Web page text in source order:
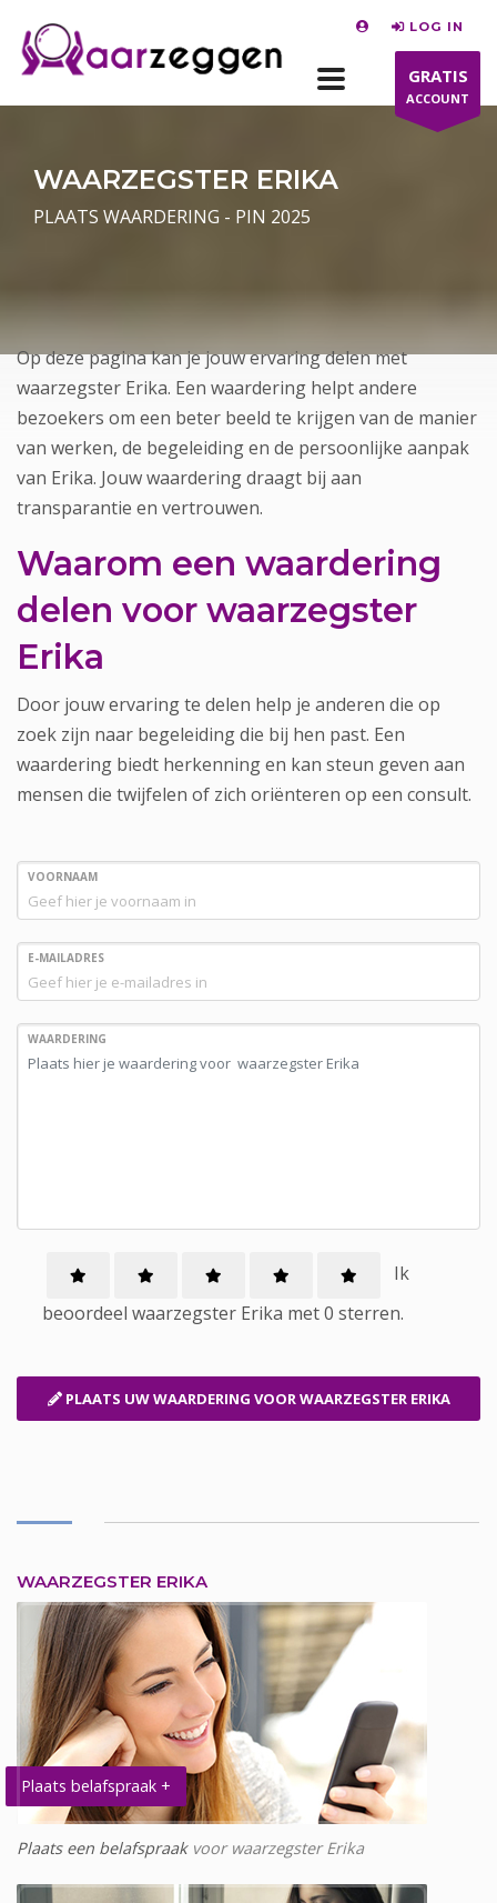
LOG IN
GRATIS
ACCOUNT
WAARZEGSTER ERIKA
PLAATS WAARDERING - PIN 2025
Op deze pagina kan je jouw ervaring delen met
waarzegster Erika. Een waardering helpt andere
bezoekers om een beter beeld te krijgen van de manier
van werken, de begeleiding en de persoonlijke aanpak
van Erika. Jouw waardering draagt bij aan
transparantie en vertrouwen.
Waarom een waardering
delen voor waarzegster
Erika
Door jouw ervaring te delen help je anderen die op
zoek zijn naar begeleiding die bij hen past. Een
waardering biedt herkenning en kan steun geven aan
mensen die twijfelen of zich oriënteren op een consult.
VOORNAAM
E-MAILADRES
WAARDERING
Ik
beoordeel waarzegster Erika met0 sterren.
PLAATS UW WAARDERING VOOR WAARZEGSTER ERIKA
WAARZEGSTER ERIKA
Plaats belafspraak +
Plaats een belafspraakvoor waarzegster Erika